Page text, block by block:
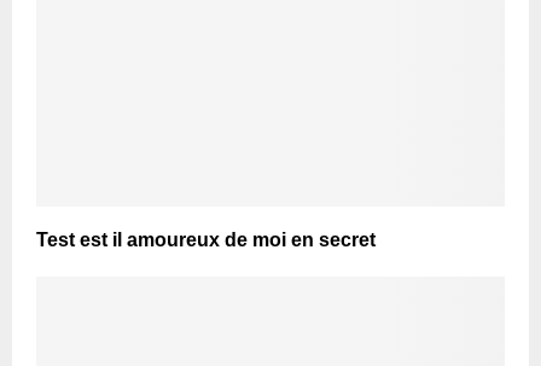
Test est il amoureux de moi en secret